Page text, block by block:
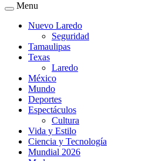
Menu
Nuevo Laredo
Seguridad
Tamaulipas
Texas
Laredo
México
Mundo
Deportes
Espectáculos
Cultura
Vida y Estilo
Ciencia y Tecnología
Mundial 2026